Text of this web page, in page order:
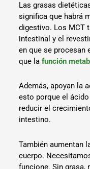
Las grasas
significa que habrá
digestivo. Los MCT
intestinal y el
en que se procesan
que lafunción
Además, apoyan la
esto porque el
reducir el
intestino.
También aumentan
cuerpo.
funcione. Sin grasa,